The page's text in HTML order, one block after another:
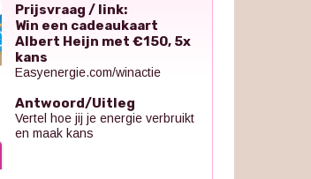
Prijsvraag / link:
Win een cadeaukaart
Albert Heijn met €150, 5x
kans
Easyenergie.com/winactie
Antwoord/Uitleg
Vertel hoe jij je energie verbruikt
en maak kans